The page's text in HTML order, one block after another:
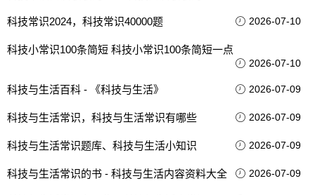
科技常识2024，科技常识40000题 2026-07-10
科技小常识100条简短 科技小常识100条简短一点
2026-07-10
科技与生活百科 - 《科技与生活》 2026-07-09
科技与生活常识，科技与生活常识有哪些 2026-07-09
科技与生活常识题库、科技与生活小知识 2026-07-09
科技与生活常识的书 - 科技与生活内容资料大全 2026-07-09